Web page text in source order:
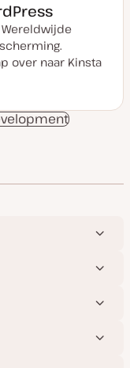
Wereldwijde
over naar Kinsta